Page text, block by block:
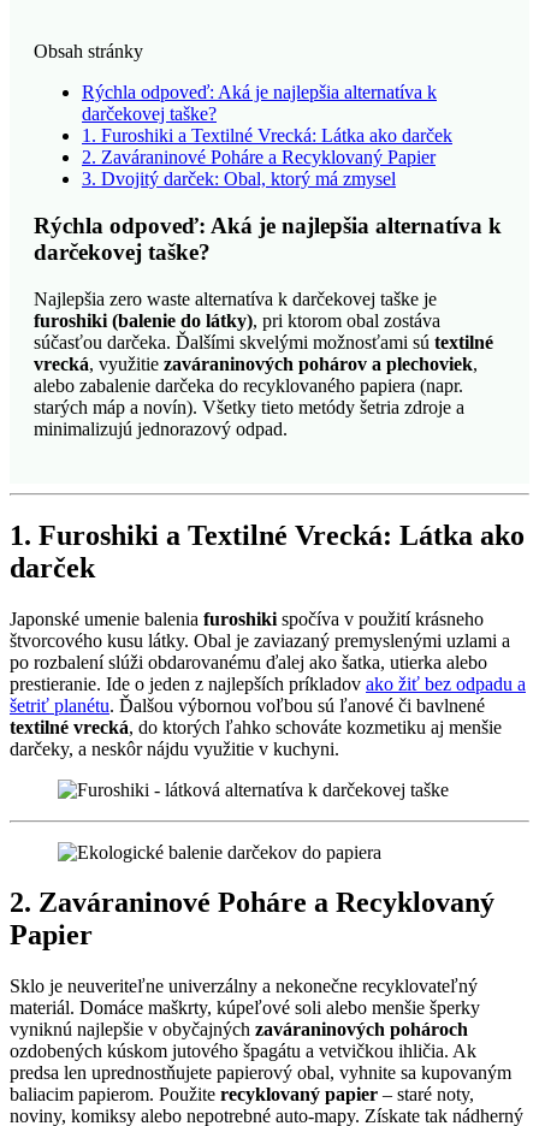
Obsah stránky
Rýchla odpoveď: Aká je najlepšia alternatíva k
darčekovej taške?
1. Furoshiki a Textilné Vrecká: Látka ako darček
2. Zaváraninové Poháre a Recyklovaný Papier
3. Dvojitý darček: Obal, ktorý má zmysel
Rýchla odpoveď: Aká je najlepšia alternatíva k
darčekovej taške?
Najlepšia zero waste alternatíva k darčekovej taške je
furoshiki (balenie do látky), pri ktorom obal zostáva
súčasťou darčeka. Ďalšími skvelými možnosťami sú textilné
vrecká, využitie zaváraninových pohárov a plechoviek,
alebo zabalenie darčeka do recyklovaného papiera (napr.
starých máp a novín). Všetky tieto metódy šetria zdroje a
minimalizujú jednorazový odpad.
1. Furoshiki a Textilné Vrecká: Látka ako
darček
Japonské umenie balenia furoshiki spočíva v použití krásneho
štvorcového kusu látky. Obal je zaviazaný premyslenými uzlami a
po rozbalení slúži obdarovanému ďalej ako šatka, utierka alebo
prestieranie. Ide o jeden z najlepších príkladov ako žiť bez odpadu a
šetriť planétu. Ďalšou výbornou voľbou sú ľanové či bavlnené
textilné vrecká, do ktorých ľahko schováte kozmetiku aj menšie
darčeky, a neskôr nájdu využitie v kuchyni.
2. Zaváraninové Poháre a Recyklovaný
Papier
Sklo je neuveriteľne univerzálny a nekonečne recyklovateľný
materiál. Domáce maškrty, kúpeľové soli alebo menšie šperky
vyniknú najlepšie v obyčajných zaváraninových pohároch
ozdobených kúskom jutového špagátu a vetvičkou ihličia. Ak
predsa len uprednostňujete papierový obal, vyhnite sa kupovaným
baliacim papierom. Použite recyklovaný papier – staré noty,
noviny, komiksy alebo nepotrebné auto-mapy. Získate tak nádherný